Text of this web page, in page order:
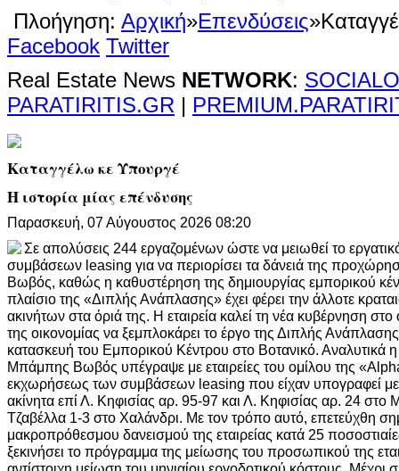
Πλοήγηση: Αρχική»Επενδύσεις»
Facebook Twitter
Real Estate News NETWORK:
PARATIRITIS.GR |
Καταγγέλω κε Υπουργέ
Η ιστορία μίας επένδυσης
Παρασκευή, 07 Αύγουστος 2026 08:20
Σε απολύσεις 244 εργαζομένων ώστε να μειωθεί το
συμβάσεων leasing για να περιορίσει τα δάνειά της
Βωβός, καθώς η καθυστέρηση της δημιουργίας εμπορικού
πλαίσιο της «Διπλής Ανάπλασης» έχει φέρει την άλλοτε
ακινήτων στα όριά της. Η εταιρεία καλεί τη νέα κυβέρνηση
της οικονομίας να ξεμπλοκάρει το έργο της Διπλής
κατασκευή του Εμπορικού Κέντρου στο Βοτανικό. Αναλυτικά
Μπάμπης Βωβός υπέγραψε με εταιρείες του ομίλου της
εκχωρήσεως των συμβάσεων leasing που είχαν υπογραφεί
ακίνητα επί Λ. Κηφισίας αρ. 95-97 και Λ. Κηφισίας αρ. 24 στο
Τζαβέλλα 1-3 στο Χαλάνδρι. Με τον τρόπο αυτό, επετεύχθη
μακροπρόθεσμου δανεισμού της εταιρείας κατά 25
ξεκινήσει το πρόγραμμα της μείωσης του προσωπικού της